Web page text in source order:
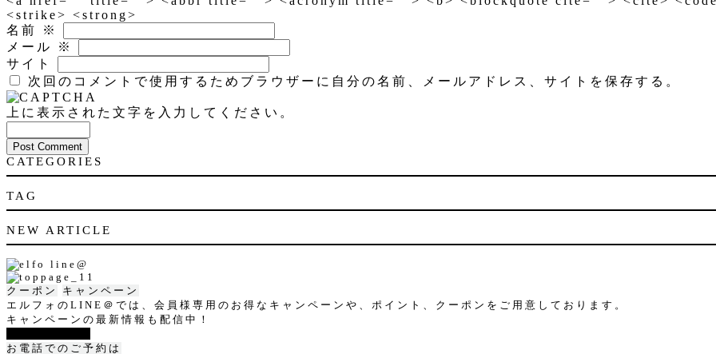
<strike> <strong>
名前
※
メール
※
サイト
次回のコメントで使用するためブラウザーに自分の名前、メールアドレス、サイトを保存する。
上に表示された文字を入力してください。
CATEGORIES
TAG
NEW ARTICLE
クーポン
キャンペーン
エルフォのLINE＠では、会員様専用のお得なキャンペーンや、ポイント、クーポンをご用意しております。
キャンペーンの最新情報も配信中！
お電話でのご予約は